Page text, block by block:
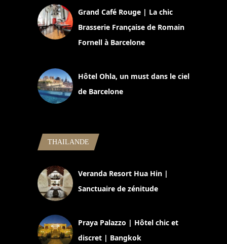
Grand Café Rouge | La chic
Brasserie Française de Romain
Fornell à Barcelone
Hôtel Ohla, un must dans le ciel
de Barcelone
THAILANDE
Veranda Resort Hua Hin |
Sanctuaire de zénitude
Praya Palazzo | Hôtel chic et
discret | Bangkok